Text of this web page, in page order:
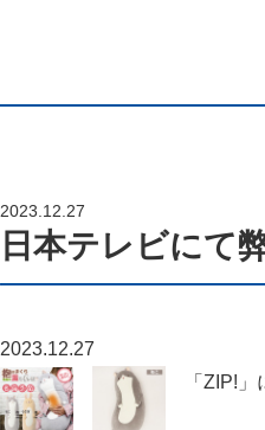
2023.12.27
日本テレビにて
2023.12.27
「ZIP!」